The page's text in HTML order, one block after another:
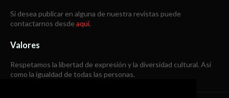
Si desea publicar en alguna de nuestra revistas puede
contactarnos desde aquí.
Valores
Respetamos la libertad de expresión y la diversidad cultural. Así
como la igualdad de todas las personas.